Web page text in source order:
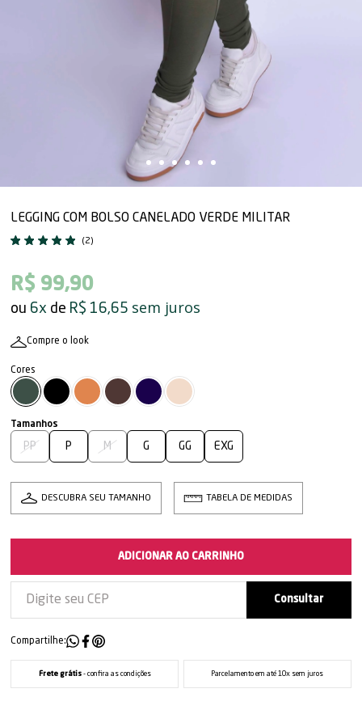
LEGGING COM BOLSO CANELADO VERDE MILITAR
(2)
R$ 99,90
6x R$ 16,65 sem juros
Compre o look
PP P M G GG EXG
DESCUBRA SEU TAMANHO TABELA DE MEDIDAS
ADICIONAR AO CARRINHO
Compartilhe:
Frete grátis- confira as condições Parcelamento em até 10x sem juros